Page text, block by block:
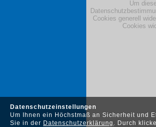
Datenschutzeinstellungen
Um Ihnen ein Höchstmaß an Sicherheit und
Sie in der Datenschutzerklärung . Durch